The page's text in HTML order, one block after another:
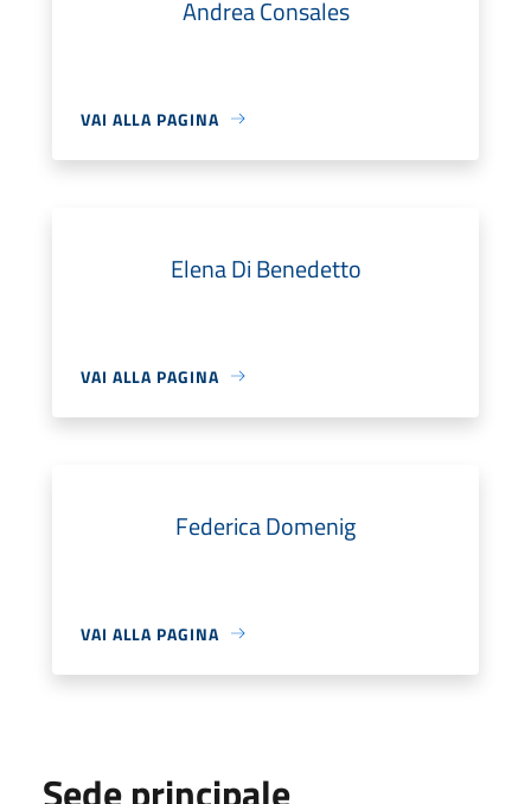
Andrea Consales
VAI ALLA PAGINA
Elena Di Benedetto
VAI ALLA PAGINA
Federica Domenig
VAI ALLA PAGINA